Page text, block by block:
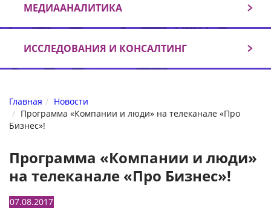
МЕДИААНАЛИТИКА
ИССЛЕДОВАНИЯ И КОНСАЛТИНГ
Главная
Новости
Программа «Компании и люди» на телеканале «Про
Бизнес»!
Программа «Компании и люди»
на телеканале «Про Бизнес»!
07.08.2017